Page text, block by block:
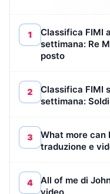
1
Classifica FIMI
settimana: Re
posto
2
Classifica FIMI
settimana:
3
What more can
traduzione e
4
All of me di